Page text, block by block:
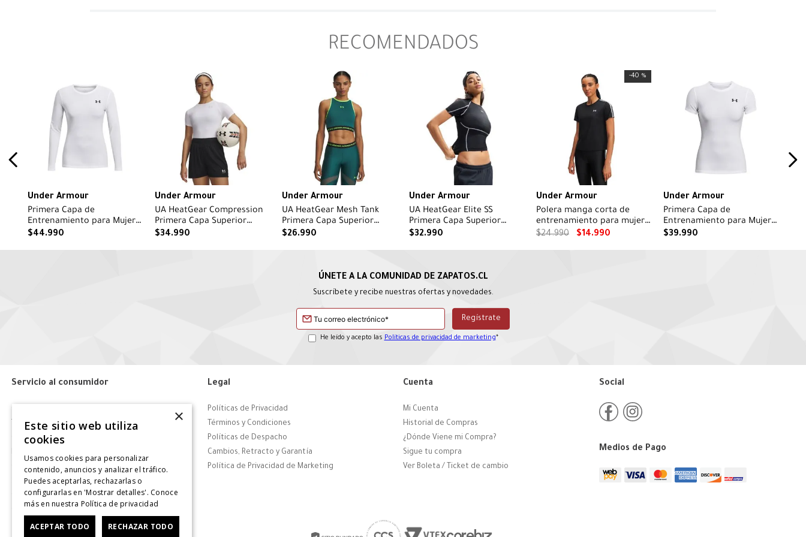
RECOMENDADOS
Under Armour
Primera Capa de
Entrenamiento para Mujer
HG Blanco
$44.990
Under Armour
UA HeatGear Compression
Primera Capa Superior
Manga Corta blanco para
$34.990
Under Armour
UA HeatGear Mesh Tank
Primera Capa Superior
verde para mujer
$26.990
Under Armour
UA HeatGear Elite SS
Primera Capa Superior
negra para mujer
$32.990
-40 %
Under Armour
Polera manga corta de
entrenamiento para mujer
Tech Wordmark Tape negro
$24.990 $14.990
Under Armour
Primera Capa de
Entrenamiento para Mujer
HG Blanco
$39.990
Suscríbete y recibe nuestras ofertas y novedades.
He leído y acepto las Políticas de privacidad de marketing*
Servicio al consumidor
Tiendas
Contáctanos
Giftcard
Solicitar Factura
CyberDay
Legal
Políticas de Privacidad
Términos y Condiciones
Políticas de Despacho
Cambios, Retracto y Garantía
Política de Privacidad de Marketing
Cuenta
Mi Cuenta
Historial de Compras
¿Dónde Viene mi Compra?
Sigue tu compra
Ver Boleta / Ticket de cambio
Social
Medios de Pago
×
Este sitio web utiliza
cookies
Usamos cookies para personalizar
contenido, anuncios y analizar el tráfico.
Puedes aceptarlas, rechazarlas o
configurarlas en 'Mostrar detalles'. Conoce
más en nuestra Política de privacidad
ACEPTAR TODO RECHAZAR TODO